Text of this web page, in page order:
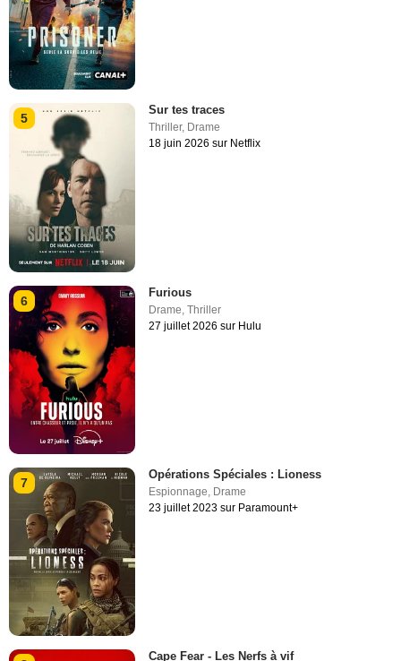
5
Sur tes traces
Thriller, Drame
18 juin 2026 sur Netflix
6
Furious
Drame ,Thriller
27 juillet 2026 sur Hulu
7
Opérations Spéciales : Lioness
Espionnage, Drame
23 juillet 2023 sur Paramount+
Cape Fear - Les Nerfs à vif